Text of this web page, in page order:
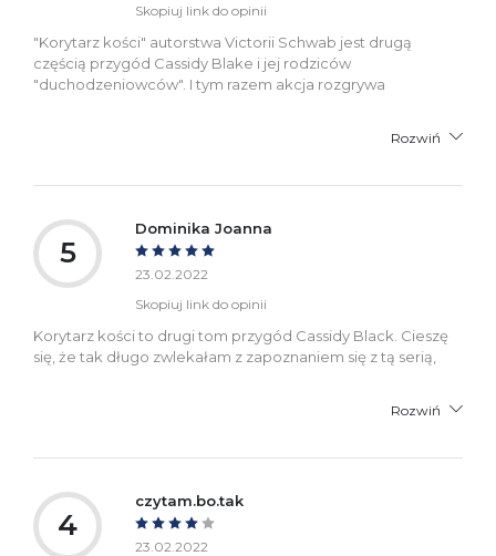
Skopiuj link do opinii
"Korytarz kości" autorstwa Victorii Schwab jest drugą
częścią przygód Cassidy Blake i jej rodziców
"duchodzeniowców". I tym razem akcja rozgrywa
Rozwiń
5
Dominika Joanna
23.02.2022
Skopiuj link do opinii
Korytarz kości to drugi tom przygód Cassidy Black. Cieszę
się, że tak długo zwlekałam z zapoznaniem się z tą serią,
Rozwiń
4
czytam.bo.tak
23.02.2022